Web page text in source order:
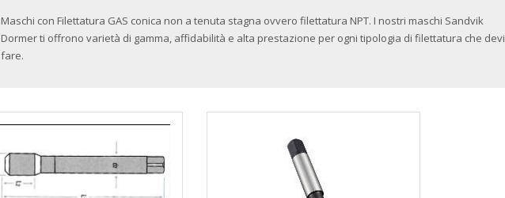
Maschi con Filettatura GAS conica non a tenuta stagna ovvero filettatura NPT. I nostri maschi Sandvik
Dormer ti offrono varietà di gamma, affidabilità e alta prestazione per ogni tipologia di filettatura che devi
fare.